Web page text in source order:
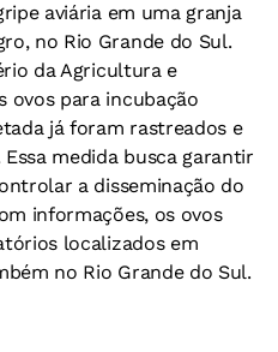
aviária em uma granja
no Rio Grande do Sul.
da Agricultura e
ovos para incubação
já foram rastreados e
medida busca garantir
a disseminação do
informações, os ovos
localizados em
no Rio Grande do Sul.